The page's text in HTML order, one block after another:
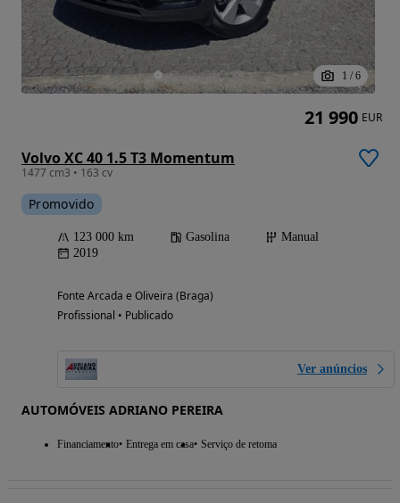
1 / 6
Volvo XC 40 1.5 T3 Momentum
1477 cm3 • 163 cv
Promovido
123 000 km Gasolina
Manual
2019
Fonte Arcada e Oliveira (Braga)
Profissional • Publicado
Ver anúncios
AUTOMÓVEIS ADRIANO PEREIRA
Financiamento Entrega em casa Serviço de retoma
21 990 EUR